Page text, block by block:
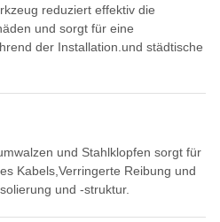
reduziert effektiv die
und sorgt für eine
der Installation.und städtische
und Stahlklopfen sorgt für
Kabels,Verringerte Reibung und
und -struktur.